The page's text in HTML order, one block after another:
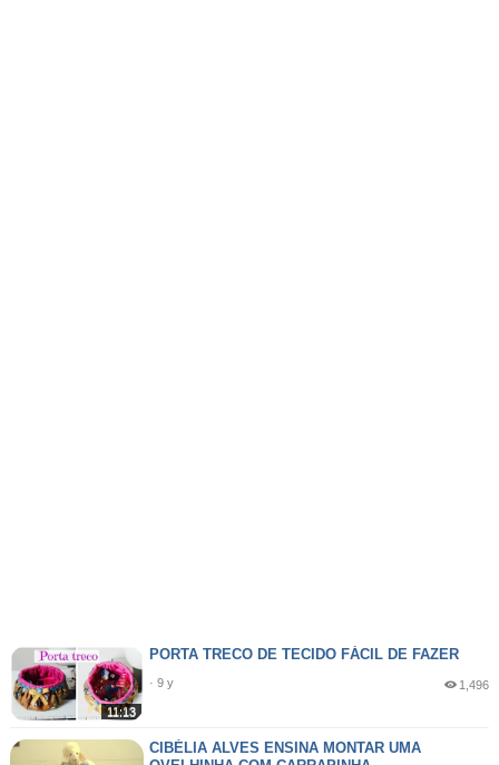
11:13
PORTA TRECO DE TECIDO FÁCIL DE FAZER
· 9 y 1,496
CIBÉLIA ALVES ENSINA MONTAR UMA